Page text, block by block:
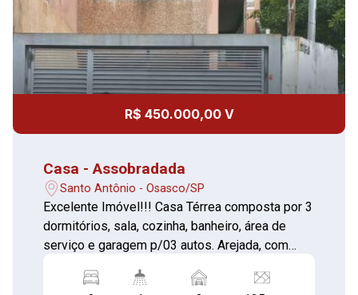
R$ 450.000,00 V
Casa - Assobradada
Santo Antônio - Osasco/SP
Excelente Imóvel!!! Casa Térrea composta por 3
dormitórios, sala, cozinha, banheiro, área de
serviço e garagem p/03 autos. Arejada, com
localizada em Osasco, próximo de comércio